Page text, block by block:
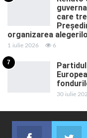
care
organizarea
1 iulie 2026 6
7
30 iulie
Facebook